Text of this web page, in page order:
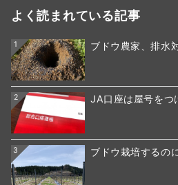
よく読まれている記事
1 ブドウ農家、排水
2 JA口座は屋号をつ
3 ブドウ栽培するの